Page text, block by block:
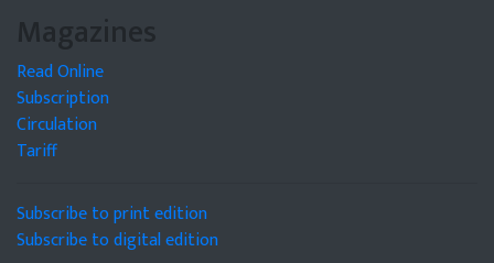
Magazines
Read Online
Subscription
Circulation
Tariff
Subscribe to print edition
Subscribe to digital edition